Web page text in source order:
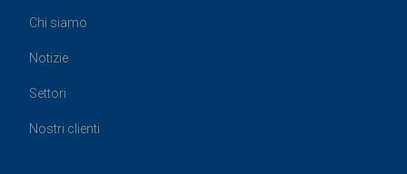
Chi siamo
Notizie
Settori
Nostri clienti